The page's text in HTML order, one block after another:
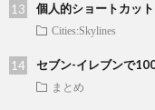
個人的ショートカッ
Cities:Skylines
セブン-イレブンで
まとめ